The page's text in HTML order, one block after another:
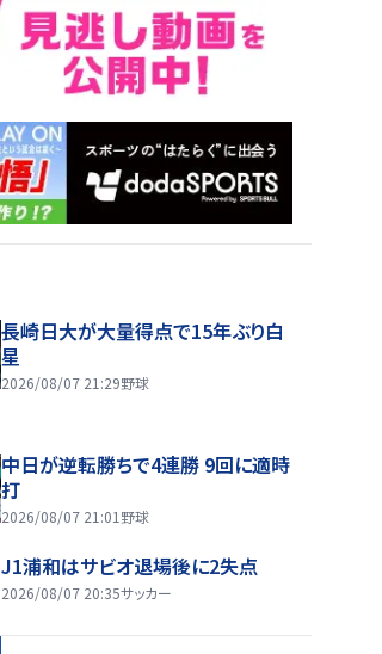
長崎日大が大量得点で15年ぶり白
星
2026/08/07 21:29野球
中日が逆転勝ちで4連勝 9回に適時
打
2026/08/07 21:01 野球
J1浦和はサビオ退場後に2失点
2026/08/07 20:35サッカー